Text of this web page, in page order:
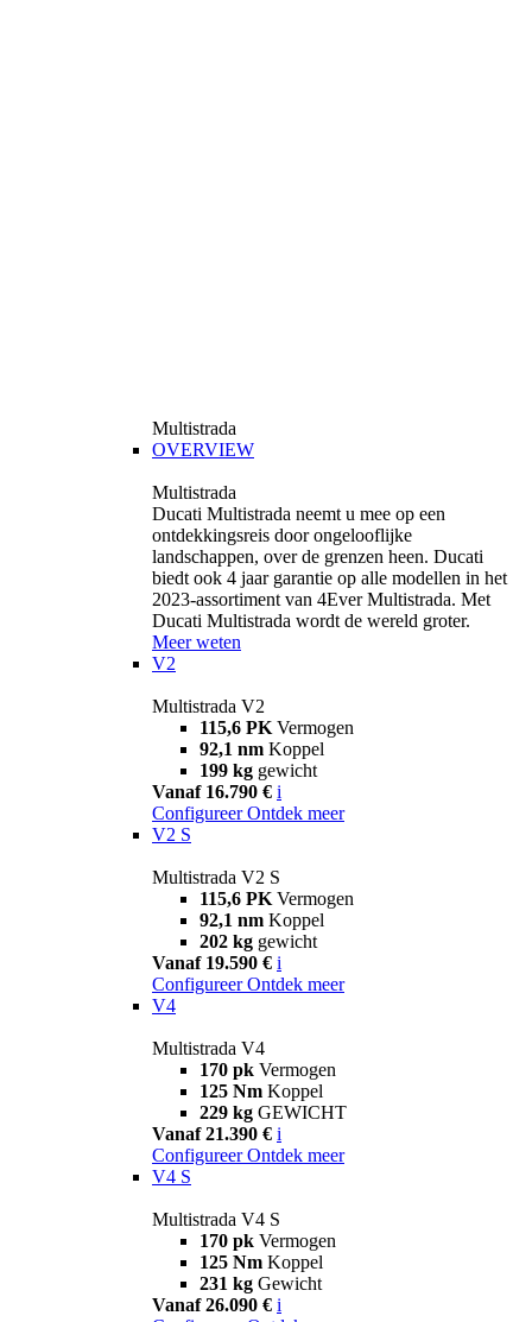
Multistrada
OVERVIEW
Multistrada
Ducati Multistrada neemt u mee op een
ontdekkingsreis door ongelooflijke
landschappen, over de grenzen heen. Ducati
biedt ook 4 jaar garantie op alle modellen in het
2023-assortiment van 4Ever Multistrada. Met
Ducati Multistrada wordt de wereld groter.
Meer weten
V2
Multistrada V2
115,6 PK Vermogen
92,1 nm Koppel
199 kg gewicht
Vanaf 16.790 € i
Configureer Ontdek meer
V2 S
Multistrada V2 S
115,6 PK Vermogen
92,1 nm Koppel
202 kg gewicht
Vanaf 19.590 € i
Configureer Ontdek meer
V4
Multistrada V4
170 pk Vermogen
125 Nm Koppel
229 kg GEWICHT
Vanaf 21.390 € i
Configureer Ontdek meer
V4 S
Multistrada V4 S
170 pk Vermogen
125 Nm Koppel
231 kg Gewicht
Vanaf 26.090 € i